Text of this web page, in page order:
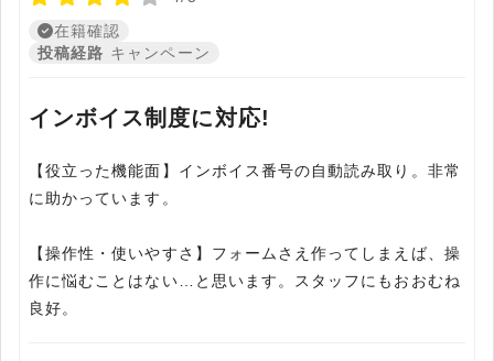
在籍確認
投稿経路 キャンペーン
インボイス制度に対応!
【役立った機能面】インボイス番号の自動読み取り。非常
に助かっています。
【操作性・使いやすさ】フォームさえ作ってしまえば、操
作に悩むことはない…と思います。スタッフにもおおむね